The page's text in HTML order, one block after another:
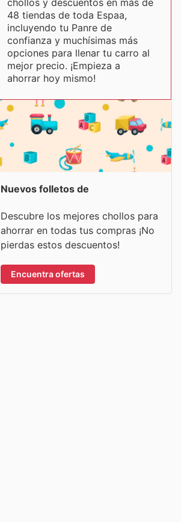
chollos y descuentos en más de
48 tiendas de toda Espaa,
incluyendo tu Panre de
confianza y muchísimas más
opciones para llenar tu carro al
mejor precio. ¡Empieza a
ahorrar hoy mismo!
Nuevos folletos de
Descubre los mejores chollos para
ahorrar en todas tus compras ¡No
pierdas estos descuentos!
Encuentra ofertas